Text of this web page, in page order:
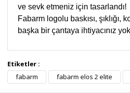
ve sevk etmeniz için tasarlandı!
Fabarm logolu baskısı, şıklığı,
başka bir çantaya ihtiyacınız
Bu ürüne ilk yorumu
Etiketler :
fabarm
fabarm elos 2 elite